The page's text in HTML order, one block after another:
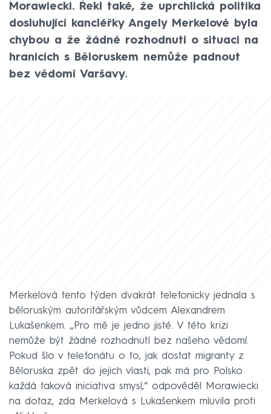
Morawiecki. Řekl také, že uprchlická politika
dosluhující kancléřky Angely Merkelové byla
chybou a že žádné rozhodnutí o situaci na
hranicích s Běloruskem nemůže padnout
bez vědomí Varšavy.
Merkelová tento týden dvakrát telefonicky jednala s
běloruským autoritářským vůdcem Alexandrem
Lukašenkem. „Pro mě je jedno jisté. V této krizi
nemůže být žádné rozhodnutí bez našeho vědomí.
Pokud šlo v telefonátu o to, jak dostat migranty z
Běloruska zpět do jejich vlasti, pak má pro Polsko
každá taková iniciativa smysl,“ odpověděl Morawiecki
na dotaz, zda Merkelová s Lukašenkem mluvila proti